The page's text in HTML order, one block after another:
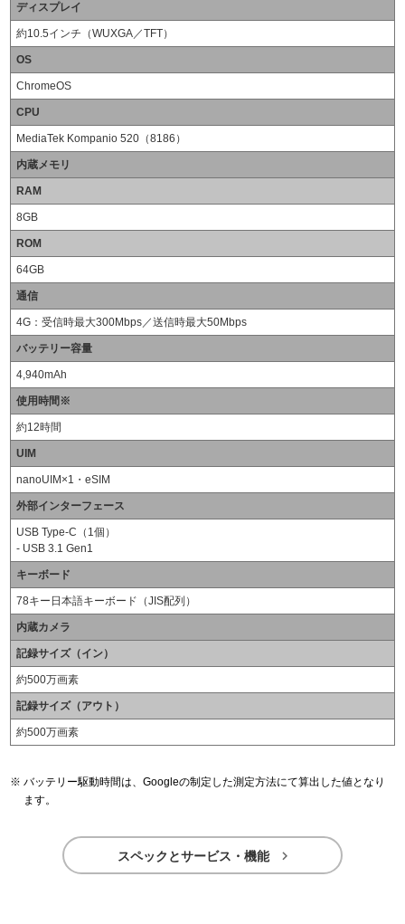
ディスプレイ
約10.5インチ（WUXGA／TFT）
OS
ChromeOS
CPU
MediaTek Kompanio 520（8186）
内蔵メモリ
RAM
8GB
ROM
64GB
通信
4G：受信時最大300Mbps／送信時最大50Mbps
バッテリー容量
4,940mAh
使用時間※
約12時間
UIM
nanoUIM×1・eSIM
外部インターフェース
USB Type-C（1個）
- USB 3.1 Gen1
キーボード
78キー日本語キーボード（JIS配列）
内蔵カメラ
記録サイズ（イン）
約500万画素
記録サイズ（アウト）
約500万画素
バッテリー駆動時間は、Googleの制定した測定方法にて算出した値となり
ます。
スペックとサービス・機能 